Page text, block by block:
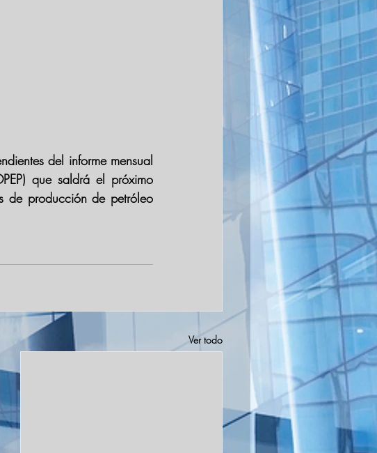
del informe mensual
que saldrá el próximo
de producción de petróleo
Ver todo